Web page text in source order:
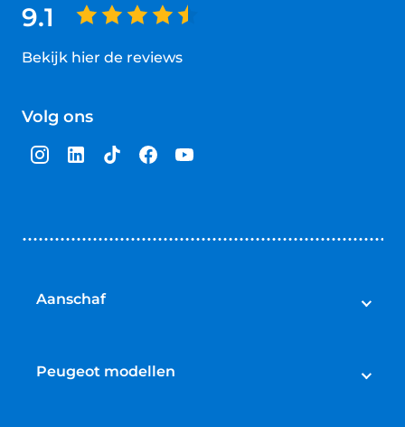
9.1
Bekijk hier de reviews
van
sterren
Volg ons
Aanschaf
Peugeot occasions
Peugeot modellen